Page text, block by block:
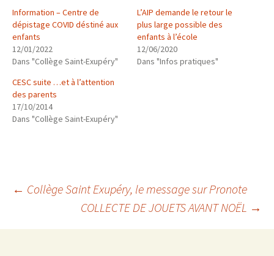
Information – Centre de
dépistage COVID déstiné aux
enfants
12/01/2022
Dans "Collège Saint-Exupéry"
L’AIP demande le retour le
plus large possible des
enfants à l’école
12/06/2020
Dans "Infos pratiques"
CESC suite …et à l’attention
des parents
17/10/2014
Dans "Collège Saint-Exupéry"
Navigation
des
← Collège Saint Exupéry, le message sur Pronote
COLLECTE DE JOUETS AVANT NOËL →